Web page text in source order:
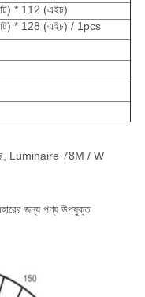
* 112 (এইচ)
* 128 (এইচ) / 1pcs
Luminaire 78M / W
জন্য পণ্য উপযুক্ত